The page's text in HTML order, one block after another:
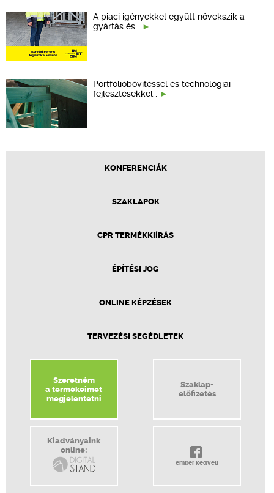
A piaci igényekkel együtt növekszik a
gyártás és…
Portfólióbővítéssel és technológiai
fejlesztésekkel…
KONFERENCIÁK
SZAKLAPOK
CPR TERMÉKKIÍRÁS
ÉPÍTÉSI JOG
ONLINE KÉPZÉSEK
TERVEZÉSI SEGÉDLETEK
Szeretném
a termékeimet
megjelentetni
Szaklap-
előfizetés
Kiadványaink
online:
ember kedveli